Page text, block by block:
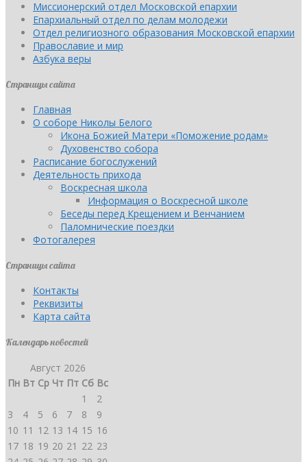
Миссионерский отдел Московской епархии
Епархиальный отдел по делам молодежи
Отдел религиозного образования Московской епархии
Православие и мир
Азбука веры
Страницы сайта
Главная
О соборе Николы Белого
Икона Божией Матери «Поможение родам»
Духовенство собора
Расписание богослужений
Деятельность прихода
Воскресная школа
Информация о Воскресной школе
Беседы перед Крещением и Венчанием
Паломнические поездки
Фотогалерея
Страницы сайта
Контакты
Реквизиты
Карта сайта
Календарь новостей
Август 2026
Пн Вт Ср Чт Пт Сб Вс
1
2
3
4 5 6 7 8
9
10 11 12 13 14 15 16
17 18 19 20 21 22 23